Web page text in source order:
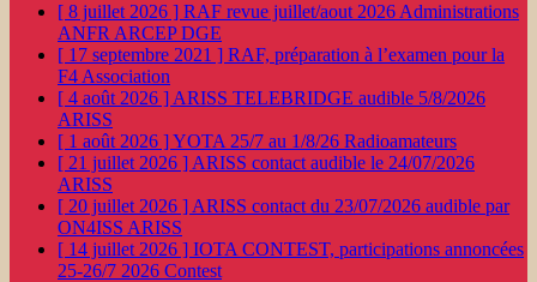
[ 8 juillet 2026 ] RAF revue juillet/aout 2026 Administrations
ANFR ARCEP DGE
[ 17 septembre 2021 ] RAF, préparation à l’examen pour la
F4 Association
[ 4 août 2026 ] ARISS TELEBRIDGE audible 5/8/2026
ARISS
[ 1 août 2026 ]YOTA 25/7 au 1/8/26 Radioamateurs
[ 21 juillet 2026 ] ARISS contact audible le 24/07/2026
ARISS
[ 20 juillet 2026 ] ARISS contact du 23/07/2026 audible par
ON4ISS ARISS
[ 14 juillet 2026 ] IOTA CONTEST, participations annoncées
25-26/7 2026 Contest